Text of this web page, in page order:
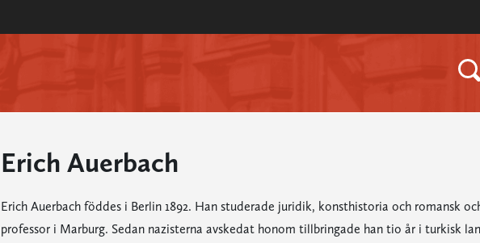
Erich Auerbach
Erich Auerbach föddes i Berlin 1892. Han studerade juridik, konsthistoria och romansk
professor i Marburg. Sedan nazisterna avskedat honom tillbringade han tio år i turkisk